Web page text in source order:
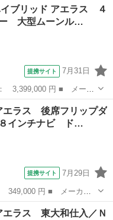
ビ／フリップダウンモ
イブリッド アエラス ４
大型ムーンル…
提携サイト 7月31日
イブリッド ■ グレード
大型ムーンルーフ 両側
エラス 後席フリップダ
インチナビ ド…
提携サイト 7月29日
レード名： アエラ
ンチナビ ドライブレコ
エラス 東大和仕入／Ｎ